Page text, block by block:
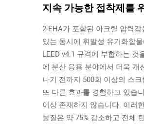
지속 가능한 접착제를
2-EHA가 포함된 아크릴 압력
있는 동시에 휘발성 유기화합
LEED v4.1 규격에 부합하는
에 분산 응용 분야에서 더욱 개
나기 전까지 500회 이상의 스
또 다른 효과를 경험하고 있습
이상 존재하지 않습니다. 이러
물질은 약 75% 감소하고 전체